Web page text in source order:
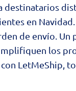
destinatarios
en
de envío.
los
LetMeShip,